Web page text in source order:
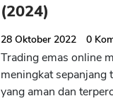
(2024)
28 Oktober 2022 0
Trading emas online
meningkat sepanjang
yang aman dan